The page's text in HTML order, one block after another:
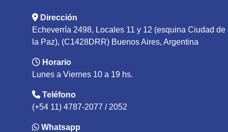
Dirección
Echeverría 2498, Locales 11 y 12 (esquina Ciudad de
la Paz), (C1428DRR) Buenos Aires, Argentina
Horario
Lunes a Viernes 10 a 19 hs.
Teléfono
(+54 11) 4787-2077 / 2052
Whatsapp